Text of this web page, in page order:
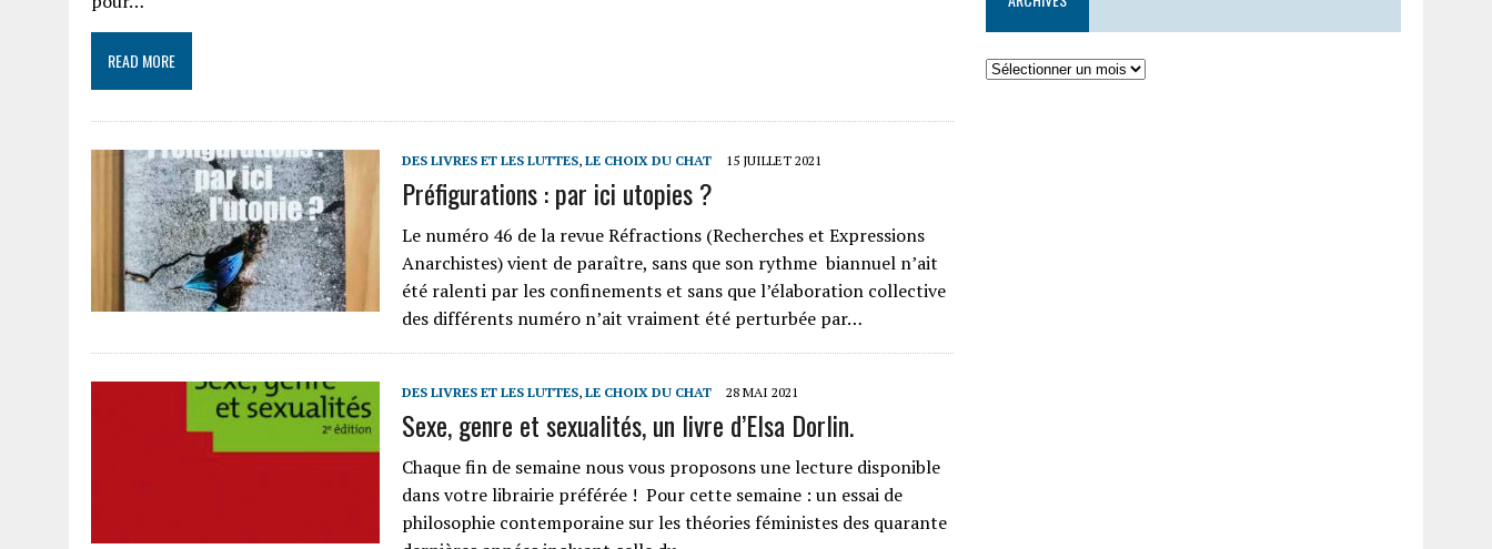
READ MORE
DES LIVRES ET LES LUTTES, LE CHOIX DU CHAT 15 JUILLET 2021
Préfigurations : par ici utopies ?
Le numéro 46 de la revue Réfractions (Recherches et Expressions
Anarchistes) vient de paraître, sans que son rythme biannuel n’ait
été ralenti par les confinements et sans que l’élaboration collective
des différents numéro n’ait vraiment été perturbée par…
DES LIVRES ET LES LUTTES, LE CHOIX DU CHAT 28 MAI 2021
Sexe, genre et sexualités, un livre d’Elsa Dorlin.
Chaque fin de semaine nous vous proposons une lecture disponible
dans votre librairie préférée ! Pour cette semaine : un essai de
philosophie contemporaine sur les théories féministes des quarante